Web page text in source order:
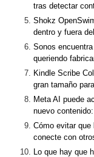
tras detectar
Shokz
dentro y fuera
Sonos
queriendo
Kindle Scribe
gran tamaño
Meta AI puede
nuevo
Cómo evitar que
conecte con
Lo que hay que